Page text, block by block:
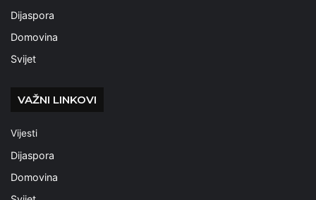
Dijaspora
Domovina
Svijet
VAŽNI LINKOVI
Vijesti
Dijaspora
Domovina